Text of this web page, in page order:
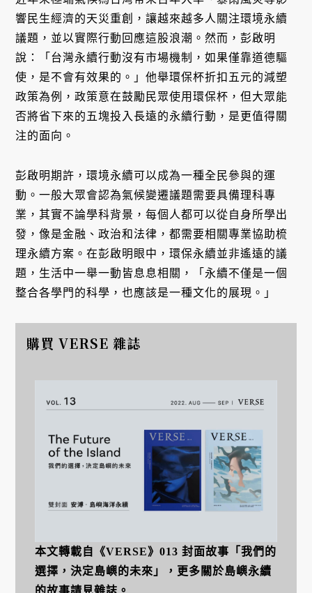
響民生經濟的天災重創，讓越來越多人關注環境永續
議題，並以實際行動回應這股浪潮。然而，彭啟明
說：「台灣永續行動沒有市場機制，如果僅靠道德驅
使，是不會有效果的。」他舉環保杯折扣五元的減塑
政策為例，政策意在鼓勵民眾使用環保杯，但大眾能
否將省下來的五塊投入長遠的永續行動，是更值得關
注的面向。
彭啟明期許，環境永續可以成為一種全民參與的運
動。一般大眾會認為氣候變遷議題需要具備理科專
業，其實不論學科背景，每個人都可以從自身所學出
發，像是金融、政治和法律，都需要相關專業協助梳
理永續方案。在彭啟明眼中，環保永續並非遙遠的議
題，生活中一舉一動皆息息相關，「永續不僅是一個
整合各學門的科學，也應該是一種文化的展現。」
購買 VERSE 雜誌
本文轉載自《VERSE》013 封面故事「我們的
選擇，決定島嶼的未來」，更多關於島嶼永續
的故事請見雜誌。